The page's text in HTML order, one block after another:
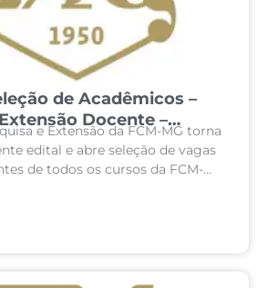
de Acadêmicos –
Docente –
PAI-PJ
e Extensão da FCM-MG torna
edital e abre seleção de vagas
de todos os cursos da FCM-